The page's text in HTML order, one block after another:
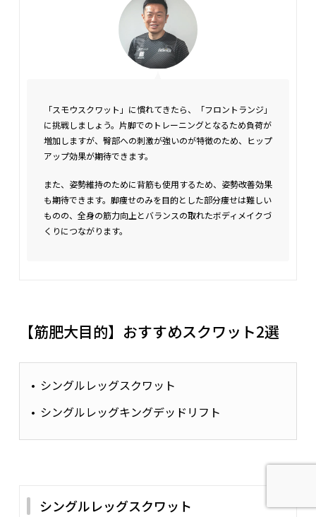
「スモウスクワット」に慣れてきたら、「フロントランジ」
に挑戦しましょう。片脚でのトレーニングとなるため負荷が
増加しますが、臀部への刺激が強いのが特徴のため、ヒップ
アップ効果が期待できます。
また、姿勢維持のために背筋も使用するため、姿勢改善効果
も期待できます。脚痩せのみを目的とした部分痩せは難しい
ものの、全身の筋力向上とバランスの取れたボディメイクづ
くりにつながります。
【筋肥大目的】おすすめスクワット2選
シングルレッグスクワット
シングルレッグキングデッドリフト
シングルレッグスクワット